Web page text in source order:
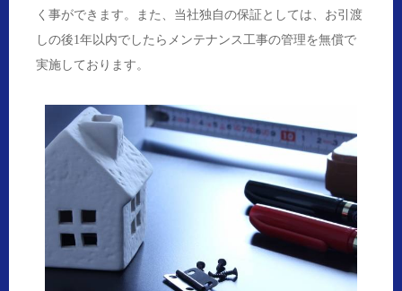
く事ができます。また、当社独自の保証としては、お引渡
しの後1年以内でしたらメンテナンス工事の管理を無償で
実施しております。